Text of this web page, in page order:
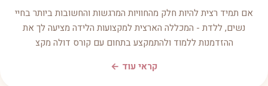
אם תמיד רצית להיות חלק מהחוויות המרגשות והחשובות ביותר בחיי
נשים, ללדת - המכללה הארצית למקצועות הלידה מציעה לך את
ההזדמנות ללמוד ולהתמקצע בתחום עם קורס דולה מקצ
קראי עוד ←